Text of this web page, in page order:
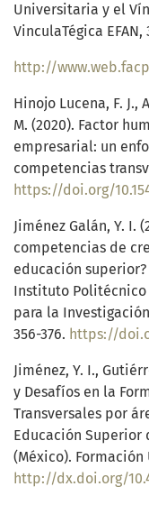
Universitaria y el
VinculaTégica EFAN,
Hinojo Lucena, F. J.,
M. (2020). Factor
empresarial: un
competencias
https://doi.org/
Jiménez Galán, Y. I.
competencias de
educación
Instituto Politécnico
para la
356-376. https://
Jiménez, Y. I.,
y Desafíos en la
Transversales por
Educación
(México). Formación
http://dx.doi.org/